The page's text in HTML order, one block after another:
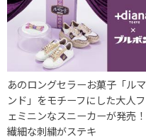
あのロングセラーお菓子「ルマ
ンド」をモチーフにした大人フ
ェミニンなスニーカーが発売！
繊細な刺繍がステキ